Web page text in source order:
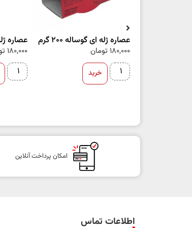
عصاره ژله ای گوساله 200 گرم
180,000 تومان
خرید
عصاره ژله
180,000
امکان پرداخت آنلاین
اطلاعات تماس